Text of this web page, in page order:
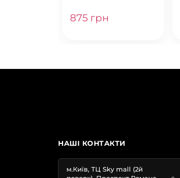
875 грн
НАШІ КОНТАКТИ
м.Київ, ТЦ Sky mall (2й